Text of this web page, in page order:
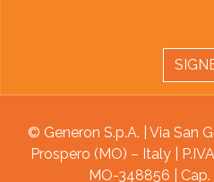
© Generon S.p.A. | Via San
Prospero (MO) – Italy |
MO-348856 |